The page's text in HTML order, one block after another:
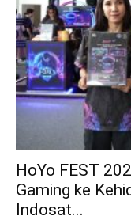
HoYo FEST
Gaming ke
Indosat...